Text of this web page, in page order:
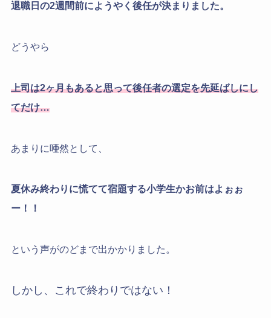
退職日の2週間前にようやく後任が決まりました。
どうやら
上司は2ヶ月もあると思って後任者の選定を先延ばしにし
てだけ…
あまりに唖然として、
夏休み終わりに慌てて宿題する小学生かお前はよぉぉ
ー！！
という声がのどまで出かかりました。
しかし、これで終わりではない！